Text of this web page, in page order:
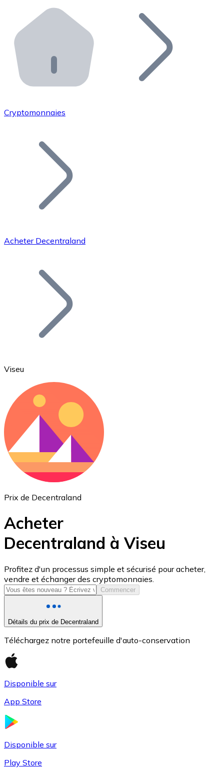
Distributeurs automatiques Bitnovo
Intégrez un ATM Bitnovo dans votre entreprise et
API Bitnovo
Intégrez notre API dans votre écosystème.
Rejoignez notre réseau de distributeurs et
Ajoutez le token de votre projet à notre service
Bitcoin
Ethereum
USD Coin
USDC
Cryptomonnaies
Acheter Decentraland
Viseu
Prix de Decentraland
Acheter
Decentraland à Viseu
Profitez d'un processus simple et sécurisé pour acheter,
vendre et échanger des cryptomonnaies.
Commencer
Détails du prix de Decentraland
Téléchargez notre portefeuille d'auto-conservation
Disponible sur
App Store
Disponible sur
Play Store